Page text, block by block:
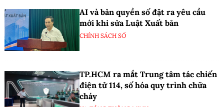
AI và bản quyền số đặt ra yêu cầu
mới khi sửa Luật Xuất bản
CHÍNH SÁCH SỐ
TP.HCM ra mắt Trung tâm tác chiến
điện tử 114, số hóa quy trình chữa
cháy